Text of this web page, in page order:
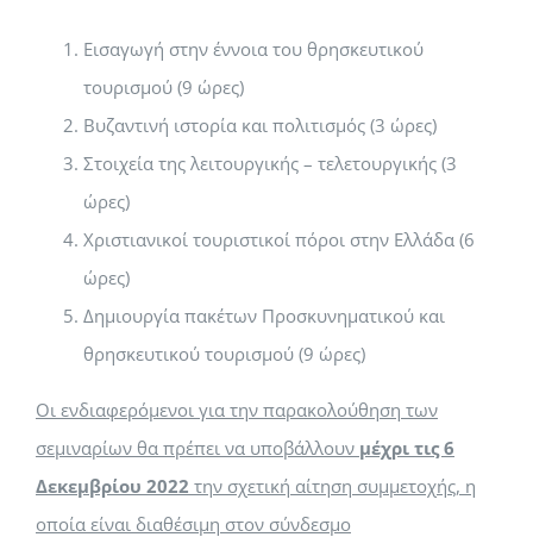
Εισαγωγή στην έννοια του θρησκευτικού
τουρισμού (9 ώρες)
Βυζαντινή ιστορία και πολιτισμός (3 ώρες)
Στοιχεία της λειτουργικής – τελετουργικής (3
ώρες)
Χριστιανικοί τουριστικοί πόροι στην Ελλάδα (6
ώρες)
Δημιουργία πακέτων Προσκυνηματικού και
θρησκευτικού τουρισμού (9 ώρες)
Οι ενδιαφερόμενοι για την παρακολούθηση των
σεμιναρίων θα πρέπει να υποβάλλουν μέχρι τις 6
Δεκεμβρίου 2022 την σχετική αίτηση συμμετοχής, η
οποία είναι διαθέσιμη στον σύνδεσμο